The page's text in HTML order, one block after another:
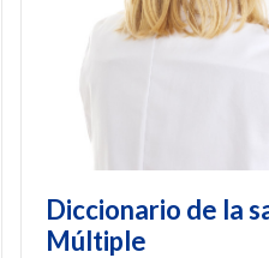
Diccionario de la
Múltiple